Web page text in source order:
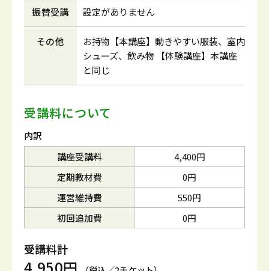
振替受講 設定がありません
その他
お持物【本講座】動きやすい服装、室内
シューズ、飲み物 【体験講座】本講座
と同じ
受講料について
内訳
講座受講料
4,400円
定期教材費
0円
運営維持費
550円
初回追加費
0円
受講料計